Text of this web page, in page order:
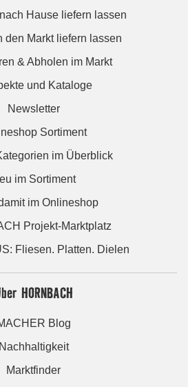
Hause liefern lassen
den Markt liefern lassen
& Abholen im Markt
und Kataloge
Newsletter
Sortiment
im Überblick
im Sortiment
im Onlineshop
Projekt-Marktplatz
Fliesen. Platten. Dielen
HORNBACH
Blog
Nachhaltigkeit
Marktfinder